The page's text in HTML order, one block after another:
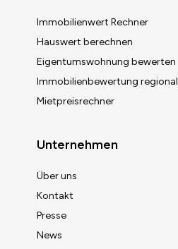
Immobilienwert Rechner
Hauswert berechnen
Eigentumswohnung bewerten
Immobilienbewertung regional
Mietpreisrechner
Unternehmen
Über uns
Kontakt
Presse
News